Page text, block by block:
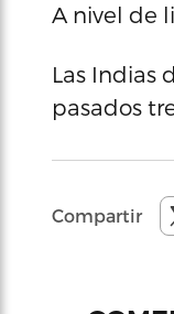
A nivel de
Las Indias
pasados
Compartir